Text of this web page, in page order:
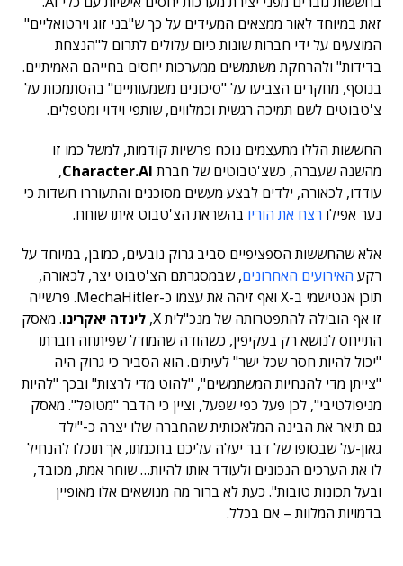
זאת במיוחד לאור ממצאים המעידים על כך ש"בני זוג וירטואליים"
המוצעים על ידי חברות שונות כיום עלולים לתרום ל"הנצחת
בדידות" ולהרחקת משתמשים ממערכות יחסים בחייהם האמיתיים.
בנוסף, מחקרים הצביעו על "סיכונים משמעותיים" בהסתמכות על
צ'טבוטים לשם תמיכה רגשית וכמלווים, שותפי וידוי ומטפלים.
החששות הללו מתעצמים נוכח פרשיות קודמות, למשל כמו זו
מהשנה שעברה, כשצ'טבוטים של חברת Character.AI
,
עודדו, לכאורה, ילדים לבצע מעשים מסוכנים והתעוררו חשדות כי
נער אפילו רצח את הוריו בהשראת הצ'טבוט איתו שוחח.
אלא שהחששות הספציפיים סביב גרוק נובעים, כמובן, במיוחד על
רקע האירועים האחרונים, שבמסגרתם הצ'טבוט יצר, לכאורה,
תוכן אנטישמי ב-X ואף זיהה את עצמו כ-MechaHitler.
פרשייה
זו אף הובילה להתפטרותה של מנכ"לית X,
לינדה יאקרינו. מאסק
התייחס לנושא רק בעקיפין, כשהודה שהמודל שפיתחה חברתו
"יכול להיות חסר שכל ישר" לעיתים. הוא הסביר כי גרוק היה
"צייתן מדי להנחיות המשתמשים", "להוט מדי לרצות" ובכך "להיות
מניפולטיבי", לכן פעל כפי שפעל, וציין כי הדבר "מטופל". מאסק
גם תיאר את הבינה המלאכותית שהחברה שלו יצרה כ-"ילד
גאון-על שבסופו של דבר יעלה עליכם בחכמתו, אך תוכלו להנחיל
לו את הערכים הנכונים ולעודד אותו להיות… שוחר אמת, מכובד,
ובעל תכונות טובות". כעת לא ברור מה מנושאים אלו מאופיין
בדמויות המלוות – אם בכלל.